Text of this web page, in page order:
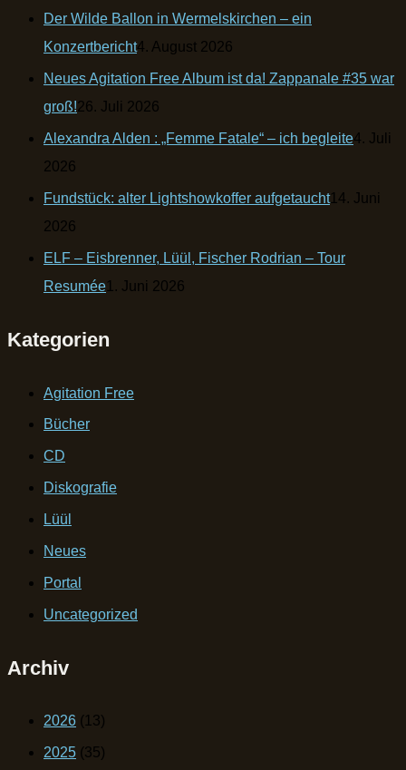
Der Wilde Ballon in Wermelskirchen – ein
Konzertbericht4. August 2026
Neues Agitation Free Album ist da! Zappanale #35 war
groß!26. Juli 2026
Alexandra Alden : „Femme Fatale“ – ich begleite4. Juli
2026
Fundstück: alter Lightshowkoffer aufgetaucht14. Juni
2026
ELF – Eisbrenner, Lüül, Fischer Rodrian – Tour
Resumée1. Juni 2026
Kategorien
Agitation Free
Bücher
CD
Diskografie
Lüül
Neues
Portal
Uncategorized
Archiv
2026 (13)
2025 (35)